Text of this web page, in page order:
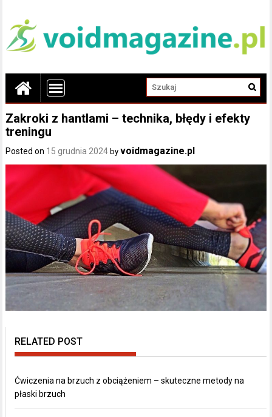
Zakroki z hantlami – technika, błędy i efekty
treningu
Posted on 15 grudnia 2024 byvoidmagazine.pl
RELATED POST
Ćwiczenia na brzuch z obciążeniem – skuteczne metody na
płaski brzuch